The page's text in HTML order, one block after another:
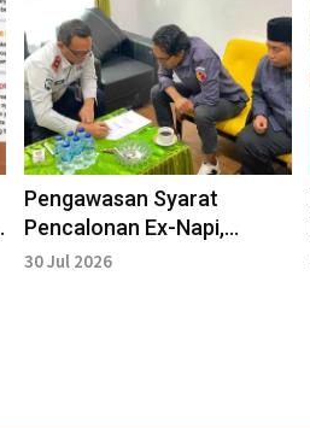
Pengawasan Syarat
Pencalonan Ex-Napi,
Bawaslu Gandeng Bapas
30 Jul 2026